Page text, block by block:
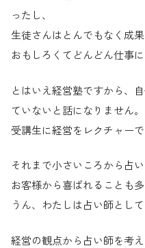
ったし、
生徒さんはとんでもなく成
おもしろくてどんどん仕事
とはいえ経営塾ですから、
ていないと話になりません。
受講生に経営をレクチャーで
それまで小さいころから占
お客様から喜ばれることも多
うん、わたしは占い師とし
経営の観点から占い師を考